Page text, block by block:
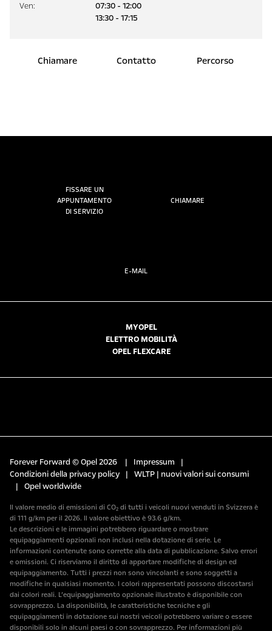
Ven:
07:30 - 12:00
13:30 - 17:15
Chiamare Contatto Percorso
FISSARE UN
APPUNTAMENTO
DI SERVIZIO
CHIAMARE
E-MAIL
MYOPEL
ELETTRO MOBILITÀ
OPEL FLEXCARE
Forever Forward © Opel 2026 | Impressum
|
Condizioni della privacy policy
|
WLTP | nuovi valori sui consumi
|
Opel worldwide
Il valore medio di emissioni di CO₂ di tutti i veicoli nuovi venduti in Svizzera è
di 111 g/km per il 2026. Il valore obiettivo è 93.6 g/km.
Le descrizioni e le immagini potrebbero riguardare o mostrare
equipaggiamenti opzionali non inclusi nella dotazione di serie. Le
informazioni contenute sono corrette alla data di pubblicazione. Salvo errori
e omissioni. Ci riserviamo il diritto di apportare modifiche di design ed
equipaggiamento. Tutti i prezzi non sono vincolanti e sono soggetti a
modifiche in qualsiasi momento. I colori rappresentati possono discostarsi
dai colori reali. L’equipaggiamento opzionale illustrato è disponibile con
sovrapprezzo. La disponibilità, le caratteristiche tecniche e gli
equipaggiamenti in dotazione sui nostri veicoli potrebbero variare o essere
disponibili solo in alcuni paesi o con sovrapprezzo. Per informazioni più